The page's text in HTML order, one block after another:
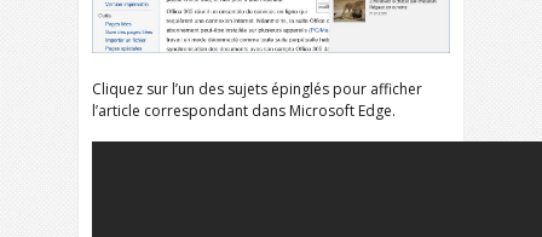
Cliquez sur l’un des sujets épinglés pour afficher
l’article correspondant dans Microsoft Edge.